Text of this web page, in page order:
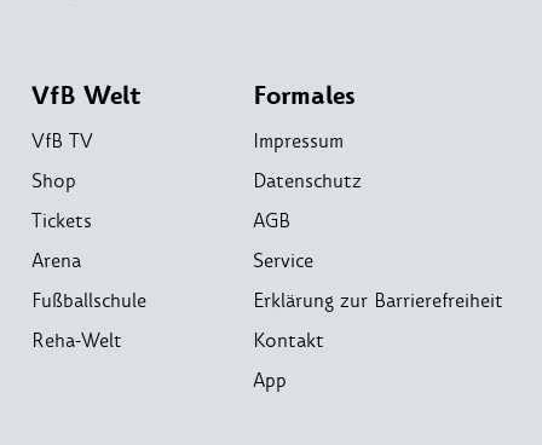
VfB Welt
VfB TV
Shop
Tickets
Arena
Fußballschule
Reha-Welt
Formales
Impressum
Datenschutz
AGB
Service
Erklärung zur Barrierefreiheit
Kontakt
App